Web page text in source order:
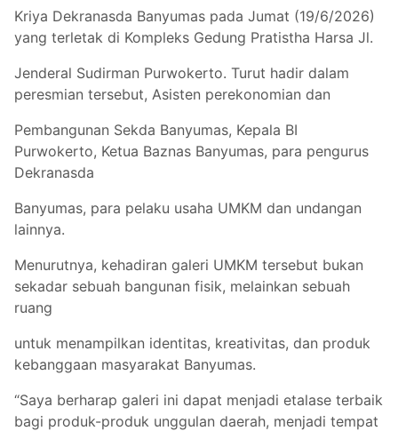
Kriya Dekranasda Banyumas pada Jumat (19/6/2026)
yang terletak di Kompleks Gedung Pratistha Harsa Jl.
Jenderal Sudirman Purwokerto. Turut hadir dalam
peresmian tersebut, Asisten perekonomian dan
Pembangunan Sekda Banyumas, Kepala BI
Purwokerto, Ketua Baznas Banyumas, para pengurus
Dekranasda
Banyumas, para pelaku usaha UMKM dan undangan
lainnya.
Menurutnya, kehadiran galeri UMKM tersebut bukan
sekadar sebuah bangunan fisik, melainkan sebuah
ruang
untuk menampilkan identitas, kreativitas, dan produk
kebanggaan masyarakat Banyumas.
“Saya berharap galeri ini dapat menjadi etalase terbaik
bagi produk-produk unggulan daerah, menjadi tempat